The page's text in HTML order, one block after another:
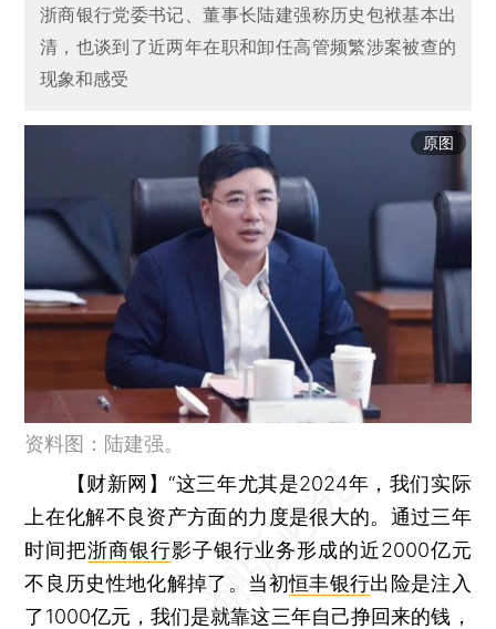
浙商银行党委书记、董事长陆建强称历史包袱基本出
清，也谈到了近两年在职和卸任高管频繁涉案被查的
现象和感受
原图
资料图：陆建强。
【财新网】“这三年尤其是2024年，我们实际
上在化解不良资产方面的力度是很大的。通过三年
时间把浙商银行影子银行业务形成的近2000亿元
不良历史性地化解掉了。当初恒丰银行出险是注入
了1000亿元，我们是就靠这三年自己挣回来的钱，